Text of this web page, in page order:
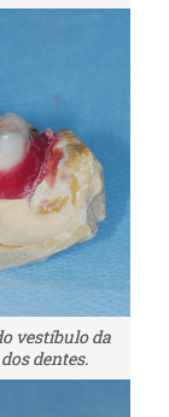
vestíbulo da
dentes.